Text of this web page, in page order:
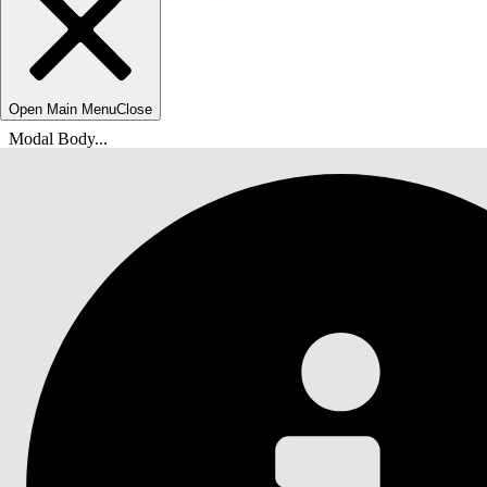
Open Main MenuClose
Modal Body...
Sandboxit: Ympäristöjen valmisteleminen